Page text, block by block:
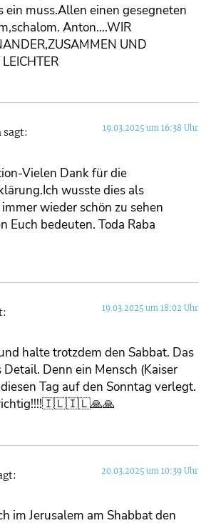
ein muss.Allen einen gesegneten
Anton….WIR
UND
sagt: 19.03.2025 um 16:38 Uhr
Vielen Dank für die
wusste dies als
wieder schön zu sehen
Euch bedeuten. Toda Raba
19.03.2025 um 18:02 Uhr
halte trotzdem den Sabbat. Das
Denn ein Mensch (Kaiser
Tag auf den Sonntag verlegt.
20.03.2025 um 10:39 Uhr
im Jerusalem am Shabbat den